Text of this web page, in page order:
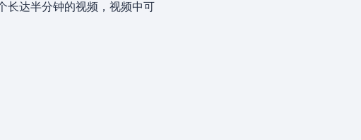
长达半分钟的视频，视频中可